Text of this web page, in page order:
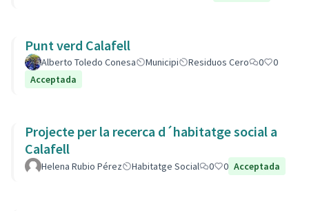
Punt verd Calafell
Alberto Toledo Conesa Municipi Residuos Cero 0
0
Acceptada
Projecte per la recerca d´habitatge social a
Calafell
Helena Rubio Pérez Habitatge Social 0 0 Acceptada